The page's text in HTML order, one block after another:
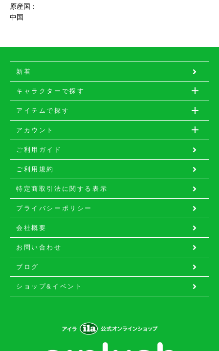
原産国：
中国
新着
キャラクターで探す
アイテムで探す
アカウント
ご利用ガイド
ご利用規約
特定商取引法に関する表示
プライバシーポリシー
会社概要
お問い合わせ
ブログ
ショップ&イベント